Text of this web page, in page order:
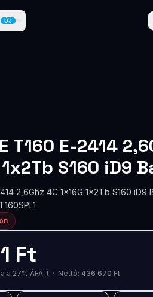
ÚJ
T160 E-2414
S160 iD9
2,6Ghz 4C 1x16G 1x2Tb S160 iD9
Ft
a 27% ÁFÁ-t · Nettó: 436 670 Ft